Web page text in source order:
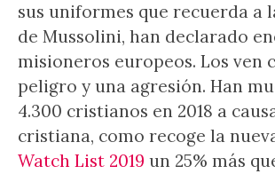
sus uniformes que recuerda a
de Mussolini, han declarado
misioneros europeos. Los ven
peligro y una agresión. Han
4.300 cristianos en 2018 a
cristiana, como recoge la
Watch List 2019 un 25% más